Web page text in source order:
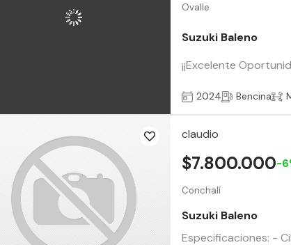
Ovalle
Suzuki Baleno
¡¡Excelente
2024 Bencina
claudio
Conchalí
Suzuki Baleno
Especificaciones: -
$7.800.000-